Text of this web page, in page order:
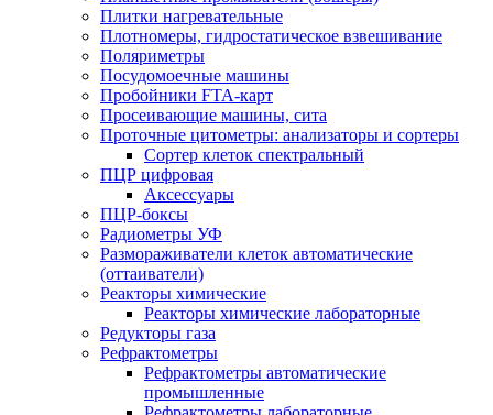
Плитки нагревательные
Плотномеры, гидростатическое взвешивание
Поляриметры
Посудомоечные машины
Пробойники FTA-карт
Просеивающие машины, сита
Проточные цитометры: анализаторы и сортеры
Сортер клеток спектральный
ПЦР цифровая
Аксессуары
ПЦР-боксы
Радиометры УФ
Размораживатели клеток автоматические
(оттаиватели)
Реакторы химические
Реакторы химические лабораторные
Редукторы газа
Рефрактометры
Рефрактометры автоматические
промышленные